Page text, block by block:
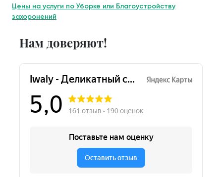
Цены на услуги по Уборке или Благоустройству
захоронений
Нам доверяют!